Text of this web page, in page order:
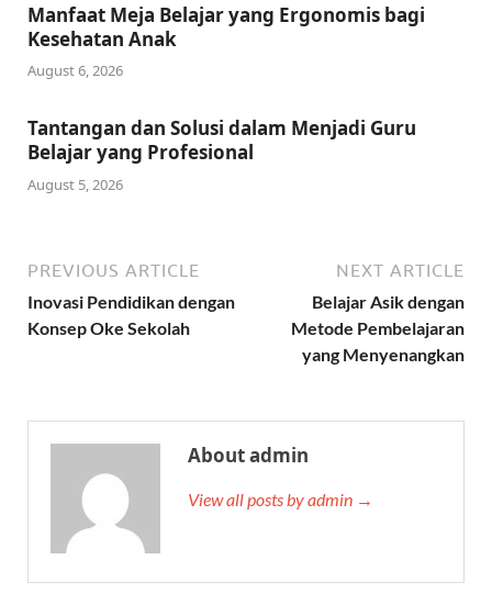
Manfaat Meja Belajar yang Ergonomis bagi
Kesehatan Anak
August 6, 2026
Tantangan dan Solusi dalam Menjadi Guru
Belajar yang Profesional
August 5, 2026
PREVIOUS ARTICLE
Inovasi Pendidikan dengan
Konsep Oke Sekolah
NEXT ARTICLE
Belajar Asik dengan
Metode Pembelajaran
yang Menyenangkan
About admin
View all posts by admin →